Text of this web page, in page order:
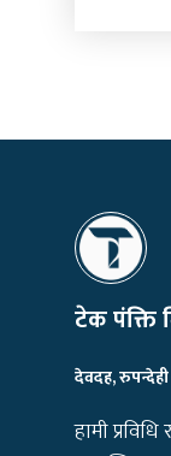
टेक पंक्ति
देवदह, रुपन्देही
हामी